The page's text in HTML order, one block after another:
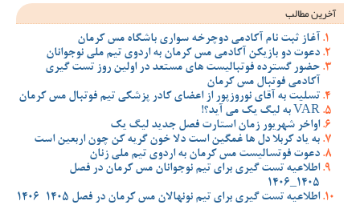
آخرین مطالب
آغاز ثبت نام آکادمی دوچرخه سواری باشگاه مس کرمان
دعوت دو بازیکن آکادمی مس کرمان به اردوی تیم ملی نوجوانان
حضور گسترده فوتبالیست های مستعد در اولین روز تست گیری
آکادمی فوتبال مس کرمان
تسلیت به آقای نوروزپور از اعضای کادر پزشکی تیم فوتبال مس کرمان
VAR به لیگ یک می آید؟!
اواخر شهریور زمان استارت فصل جدید لیگ یک
به یاد کربلا دل ها غمگین است دلا خون گریه کن چون اربعین است
دعوت فوتسالیست مس کرمان به اردوی تیم ملی زنان
اطلاعیه تست گیری برای تیم نوجوانان مس کرمان در فصل
1405_1406
اطلاعیه تست گیری برای تیم نونهالان مس کرمان در فصل 1405-1406